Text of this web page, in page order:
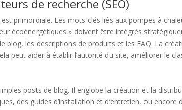
de recherche (SEO)
primordiale. Les mots-clés liés aux pompes à
écoénergétiques » doivent être intégrés
blog, les descriptions de produits et les FAQ. La
peut aider à établir l’autorité du site, améliorer le
posts de blog. Il englobe la création et la
des guides d’installation et d’entretien, ou